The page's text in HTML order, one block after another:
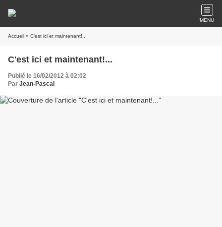
MENU
Accueil » C'est ici et maintenant!...
C'est ici et maintenant!...
Publié le 16/02/2012 à 02:02
Par Jean-Pascal